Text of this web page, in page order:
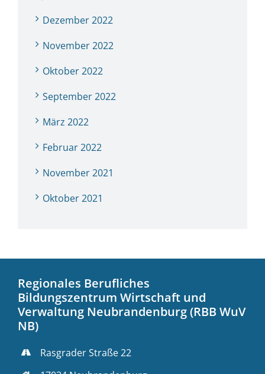
Dezember 2022
November 2022
Oktober 2022
September 2022
März 2022
Februar 2022
November 2021
Oktober 2021
Regionales Berufliches
Bildungszentrum Wirtschaft und
Verwaltung Neubrandenburg (RBB WuV
NB)
Rasgrader Straße 22